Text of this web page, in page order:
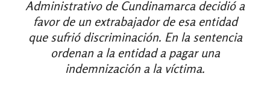
Administrativo de Cundinamarca decidió a
favor de un extrabajador de esa entidad
que sufrió discriminación. En la sentencia
ordenan a la entidad a pagar una
indemnización a la víctima.